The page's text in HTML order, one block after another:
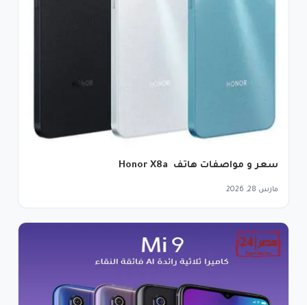
سعر و مواصفات هاتف Honor X8a
مارس 28, 2026